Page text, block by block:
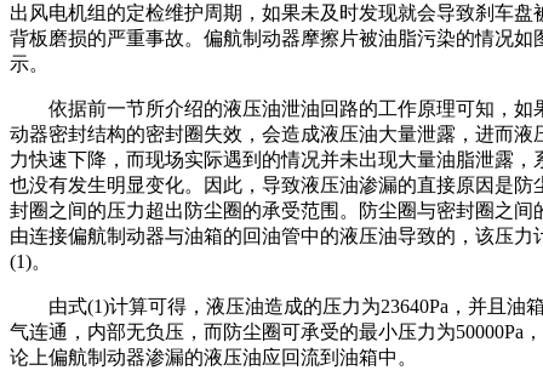
出风电机组的定检维护周期，如果未及时发现就会导致刹车盘
背板磨损的严重事故。偏航制动器摩擦片被油脂污染的情况如
示。
依据前一节所介绍的液压油泄油回路的工作原理可知，如
动器密封结构的密封圈失效，会造成液压油大量泄露，进而液
力快速下降，而现场实际遇到的情况并未出现大量油脂泄露，
也没有发生明显变化。因此，导致液压油渗漏的直接原因是防
封圈之间的压力超出防尘圈的承受范围。防尘圈与密封圈之间
由连接偏航制动器与油箱的回油管中的液压油导致的，该压力
(1)。
由式(1)计算可得，液压油造成的压力为23640Pa，并且油
气连通，内部无负压，而防尘圈可承受的最小压力为50000Pa
论上偏航制动器渗漏的液压油应回流到油箱中。